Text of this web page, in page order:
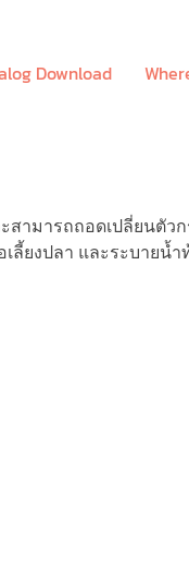
Download
ามารถถอดเปลี่ยนตัวก
ยงปลา และระบายน้ำ